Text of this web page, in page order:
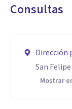
Consultas
Dirección
San
Mostrar